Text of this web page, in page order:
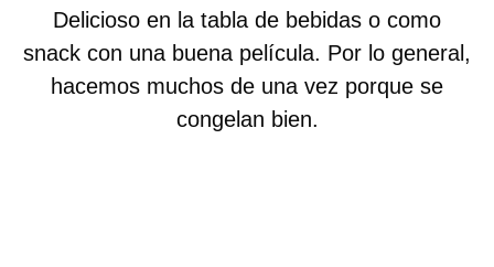
Delicioso en la tabla de bebidas o como
snack con una buena película. Por lo general,
hacemos muchos de una vez porque se
congelan bien.